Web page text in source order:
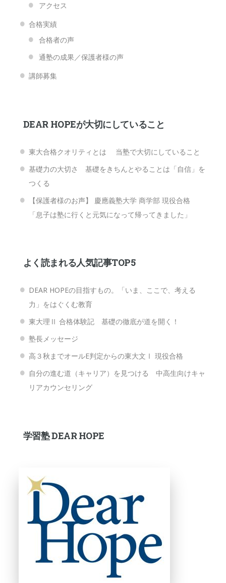
アクセス
合格実績
合格者の声
通塾の成果／保護者様の声
講師募集
DEAR HOPEが大切にしていること
東大合格クオリティとは 当塾で大切にしていること
基礎力の大切さ 基礎をきちんとやることは「自信」を
つくる
【保護者様のお声】 慶應義塾大学 商学部 現役合格
「息子は塾に行くと元気になって帰ってきました」
よく読まれる人気記事TOP5
DEAR HOPEの目指すもの。「いま、ここで、考える
力」をはぐくむ教育
東大理Ⅱ 合格体験記 基礎の徹底が道を開く！
塾長メッセージ
高３秋までオールE判定からの東大文Ⅰ 現役合格
自分の進む道（キャリア）を見つける 中高生向けキャ
リアカウンセリング
学習塾 DEAR HOPE